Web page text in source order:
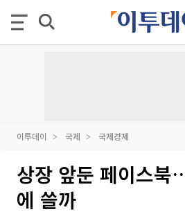
이투데이 국제 국제경제
상장 앞둔 페이스북
에 쓸까